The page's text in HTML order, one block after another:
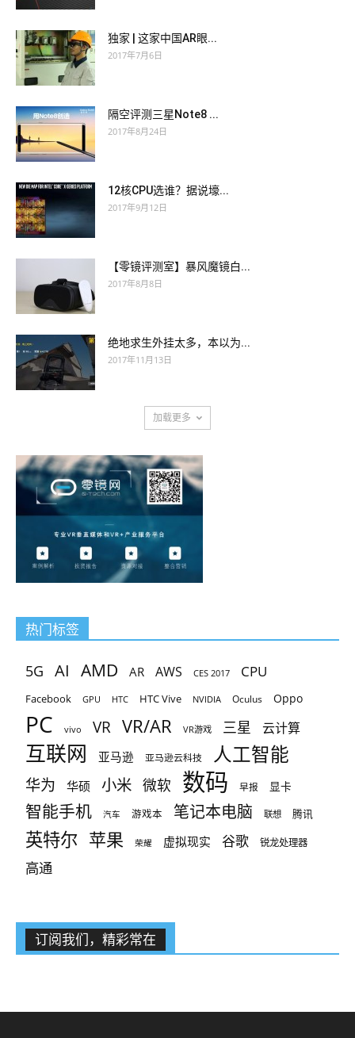
独家 | 这家中国AR眼...
2017年7月6日
隔空评测三星Note8 ...
2017年8月24日
12核CPU选谁？据说壕...
2017年9月12日
【零镜评测室】暴风魔镜白...
2017年8月8日
绝地求生外挂太多，本以为...
2017年11月13日
加载更多
热门标签
5G AI AMD AR AWS CES 2017 CPU
Facebook GPU HTC HTC Vive NVIDIA Oculus Oppo
PC vivo VR VR/AR VR游戏 三星 云计算
互联网 亚马逊 亚马逊云科技 人工智能
华为 华硕 小米 微软 数码 早报 显卡
智能手机 汽车 游戏本 笔记本电脑 联想 腾讯
英特尔 苹果 荣耀 虚拟现实 谷歌 锐龙处理器
高通
订阅我们，精彩常在